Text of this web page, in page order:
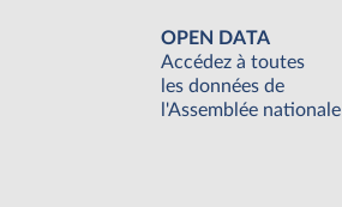
OPEN DATA
Accédez à toutes
les données de
l'Assemblée nationale